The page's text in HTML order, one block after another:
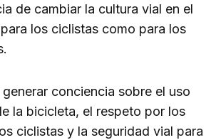
de cambiar la cultura vial en el
los ciclistas como para los
generar conciencia sobre el uso
la bicicleta, el respeto por los
ciclistas y la seguridad vial para